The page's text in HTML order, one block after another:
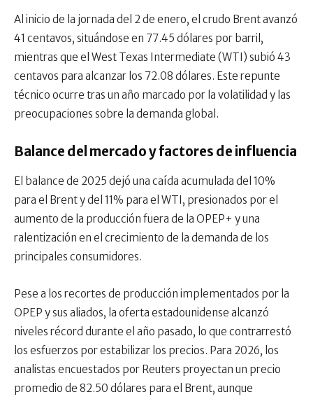
Al inicio de la jornada del 2 de enero, el crudo Brent avanzó
41 centavos, situándose en 77.45 dólares por barril,
mientras que el West Texas Intermediate (WTI) subió 43
centavos para alcanzar los 72.08 dólares. Este repunte
técnico ocurre tras un año marcado por la volatilidad y las
preocupaciones sobre la demanda global.
Balance del mercado y factores de influencia
El balance de 2025 dejó una caída acumulada del 10%
para el Brent y del 11% para el WTI, presionados por el
aumento de la producción fuera de la OPEP+ y una
ralentización en el crecimiento de la demanda de los
principales consumidores.
Pese a los recortes de producción implementados por la
OPEP y sus aliados, la oferta estadounidense alcanzó
niveles récord durante el año pasado, lo que contrarrestó
los esfuerzos por estabilizar los precios. Para 2026, los
analistas encuestados por Reuters proyectan un precio
promedio de 82.50 dólares para el Brent, aunque